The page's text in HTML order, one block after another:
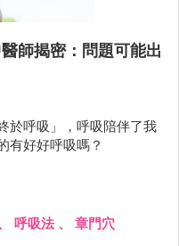
師揭密：問題可能出
於呼吸」，呼吸陪伴了我
有好好呼吸嗎？
呼吸法 、 章門穴